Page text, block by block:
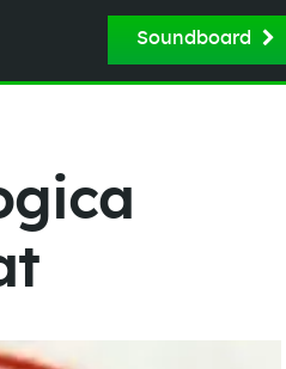
Soundboard